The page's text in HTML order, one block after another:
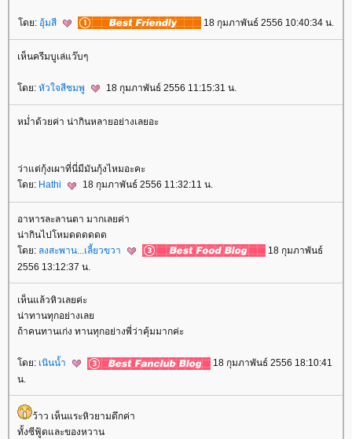
ดย: อุ้มสี 18 กุมภาพันธ์ 2556 10:40:34 น.
เห็นครีมบูเล่แว๊บๆ
ดย: หัวใจสีชมพู 18 กุมภาพันธ์ 2556 11:15:31 น.
หม่ำด้วยค่า น่ากินหลายอย่างเลยอะ
ว่าแต่กุ้งเผาที่นี่มีมันกุ้งไหมอะคะ
ดย: Hathi 18 กุมภาพันธ์ 2556 11:32:11 น.
อาหารละลานตา มากเลยค่า
น่ากินไปโหมดดดดดด
ดย: ลงสะพาน...เลี้ยวขวา
18 กุมภาพันธ์
2556 13:12:37 น.
เห็นแล้วหิวเลยค่ะ
น่าทานทุกอย่างเล
ถ้าคนทานเก่ง ทานทุกอย่างพี่ว่าคุ้มมากค่ะ
ดย: เนินน้ำ
18 กุมภาพันธ์ 2556 18:10:41
น.
ว้าว เห็นแระหิวยามดึกค่า
ทั้งซีฟู้ดและของหวาน